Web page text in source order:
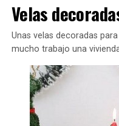
Velas
Unas velas decoradas
mucho trabajo una